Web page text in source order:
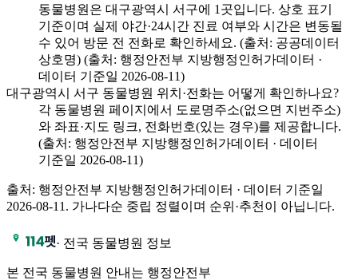
동물병원은 대구광역시 서구에 1곳입니다. 상호 표기
기준이며 실제 야간·24시간 진료 여부와 시간은 변동될
수 있어 방문 전 전화로 확인하세요. (출처: 공공데이터
상호명) (출처: 행정안전부 지방행정인허가데이터 ·
데이터 기준일 2026-08-11)
대구광역시 서구 동물병원 위치·전화는 어떻게 확인하나요?
각 동물병원 페이지에서 도로명주소(없으면 지번주소)
와 좌표·지도 링크, 전화번호(있는 경우)를 제공합니다.
(출처: 행정안전부 지방행정인허가데이터 · 데이터
기준일 2026-08-11)
출처: 행정안전부 지방행정인허가데이터 · 데이터 기준일
2026-08-11 . 가나다순 중립 정렬이며 순위·추천이 아닙니다.
· 전국 동물병원 정보
본 전국 동물병원 안내는 행정안전부